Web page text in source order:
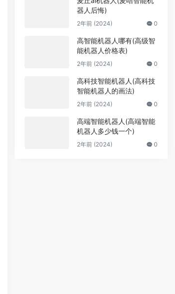
器人后悔)
2年前 (2024) 0
高智能机器人哪有(高级智
能机器人价格表)
2年前 (2024) 0
高科技智能机器人(高科技
智能机器人的画法)
2年前 (2024) 0
高端智能机器人(高端智能
机器人多少钱一个)
2年前 (2024) 0